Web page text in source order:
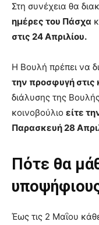
Στη συνέχεια θα
ημέρες του Πάσχα
στις 24 Απριλίου.
Η Βουλή πρέπει να
την προσφυγή στις
διάλυσης της
κοινοβούλιο είτε
Παρασκευή 28
Πότε θα
Έως τις 2 Μαΐου